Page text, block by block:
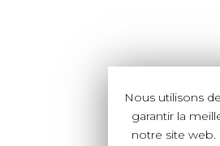
Nous utilisons
garantir la
notre site web.